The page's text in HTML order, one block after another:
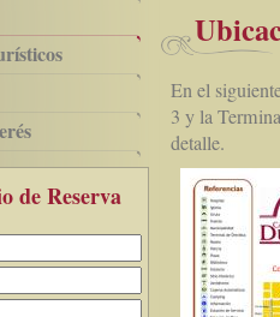
de Reserva
En el
3 y la
detalle.